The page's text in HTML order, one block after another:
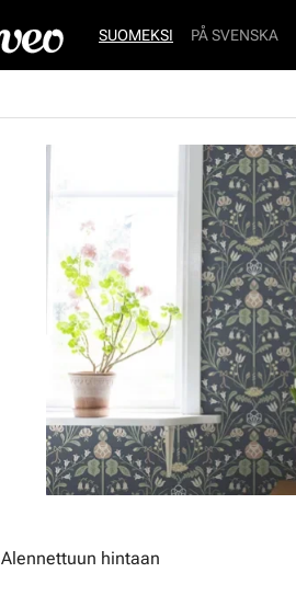
SUOMEKSI PÅ SVENSKA
Alennettuun hintaan